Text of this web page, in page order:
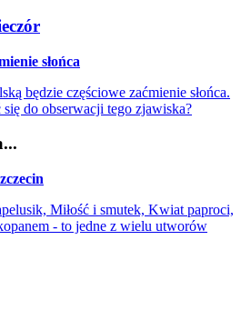
słońca
będzie częściowe zaćmienie słońca.
do obserwacji tego zjawiska?
Miłość i smutek, Kwiat paproci,
- to jedne z wielu utworów